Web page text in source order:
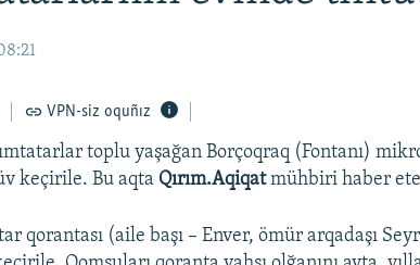
VPN-siz oquñız
toplu yaşağan Borçoqraq (Fontanı)
keçirile. Bu aqta Qırım.Aqiqatmühbiri haber
qorantası (aile başı – Enver, ömür arqadaşı